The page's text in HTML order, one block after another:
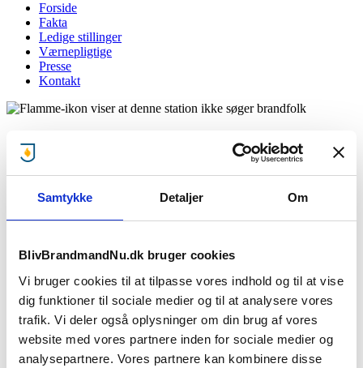
Samtykke Detaljer Om
BlivBrandmandNu.dk bruger cookies
Vi bruger cookies til at tilpasse vores indhold og til at vise
dig funktioner til sociale medier og til at analysere vores
trafik. Vi deler også oplysninger om din brug af vores
website med vores partnere inden for sociale medier og
analysepartnere. Vores partnere kan kombinere disse
Forside
Fakta
Ledige stillinger
Værnepligtige
Presse
Kontakt
Falck Sakskøbing
Stationen søger ikke lige nu..
Men giv os din e-mail og mobilnummer, så giver vi dig besked, når
denne brandstationen søger brandfolk.